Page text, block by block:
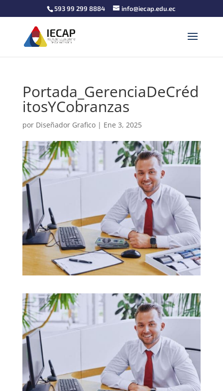
593 99 299 8884 info@iecap.edu.ec
Portada_GerenciaDeCréd
itosYCobranzas
por Diseñador Grafico| Ene 3, 2025